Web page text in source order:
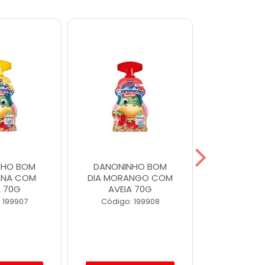
BOM
COM
70G
DANONINHO BOM
DIA MORANGO COM
AVEIA 70G
Código: 199908